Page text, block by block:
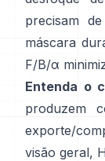
precisam
máscara
F/B/α
Entenda o
produzem
exporte/
visão geral,